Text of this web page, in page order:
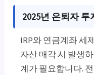
2025년 은퇴자
IRP와 연금계좌 세
자산 매각 시 발생
계가 필요합니다.